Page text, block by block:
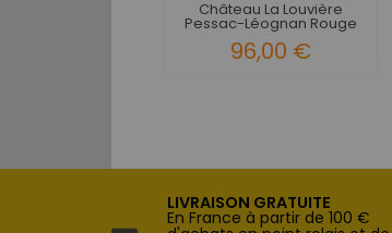
Château La Louvière
Pessac-Léognan Rouge
1989
96,00 €
LIVRAISON GRATUITE
En France à partir de 100 €